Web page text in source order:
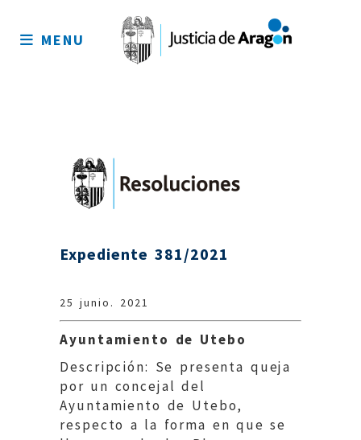
sitio
MENU
Expediente 381/2021
25 junio. 2021
Ayuntamiento de Utebo
Descripción: Se presenta queja
por un concejal del
Ayuntamiento de Utebo,
respecto a la forma en que se